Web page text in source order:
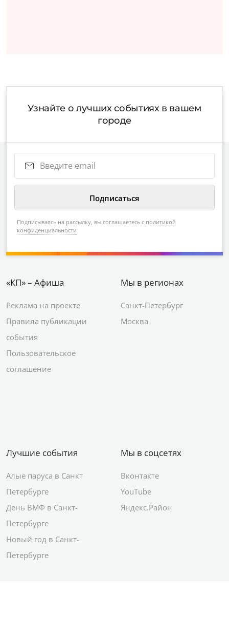
Узнайте о лучших событиях в вашем
городе
Подписываясь на рассылку, вы соглашаетесь с политикой
конфиденциальности
«КП» – Афиша
Реклама на проекте
Правила публикации
события
Пользовательское
соглашение
Мы в регионах
Санкт-Петербург
Москва
Лучшие события
Алые паруса в Санкт
Петербурге
День ВМФ в Санкт-
Петербурге
Новый год в Санкт-
Петербурге
Мы в соцсетях
Вконтакте
YouTube
Яндекс.Район